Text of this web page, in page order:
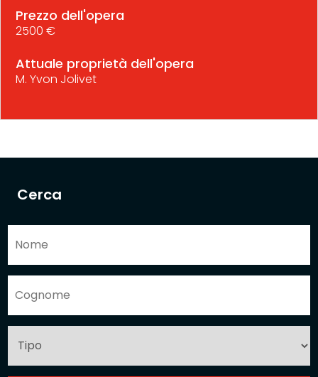
Cerca
Prezzo dell'opera
2500 €
Attuale proprietà dell'opera
M. Yvon Jolivet